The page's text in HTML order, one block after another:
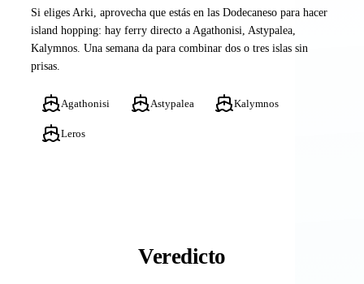
Si eliges Arki, aprovecha que estás en las Dodecaneso para hacer
island hopping: hay ferry directo a Agathonisi, Astypalea,
Kalymnos. Una semana da para combinar dos o tres islas sin
prisas.
Agathonisi Astypalea Kalymnos
Leros
Veredicto